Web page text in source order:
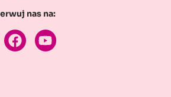
nas na: